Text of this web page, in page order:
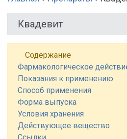
Квадевит
Содержание
Фармакологическое
Показания к применению
Способ применения
Форма выпуска
Условия хранения
Действующее вещество